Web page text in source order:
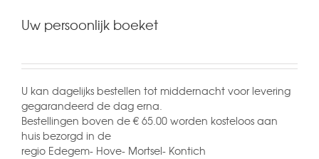
Uw persoonlijk boeket
U kan dagelijks bestellen tot middernacht voor levering
gegarandeerd de dag erna.
Bestellingen boven de € 65.00 worden kosteloos aan
huis bezorgd in de
regio Edegem- Hove- Mortsel- Kontich